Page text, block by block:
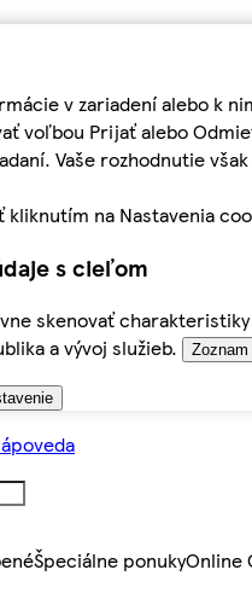
v zariadení alebo k
voľbou Prijať alebo
Vaše rozhodnutie
na Nastavenia
s cieľom
skenovať
a vývoj služieb.
Zoznam
Špeciálne ponukyOnline